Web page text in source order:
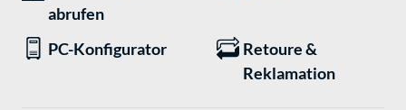
abrufen
PC-Konfigurator
Retoure &
Reklamation